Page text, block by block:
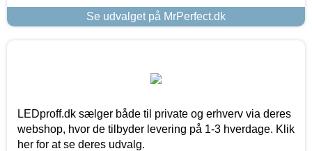
Se udvalget på MrPerfect.dk
LEDproff.dk sælger både til private og erhverv via deres
webshop, hvor de tilbyder levering på 1-3 hverdage. Klik
her for at se deres udvalg.